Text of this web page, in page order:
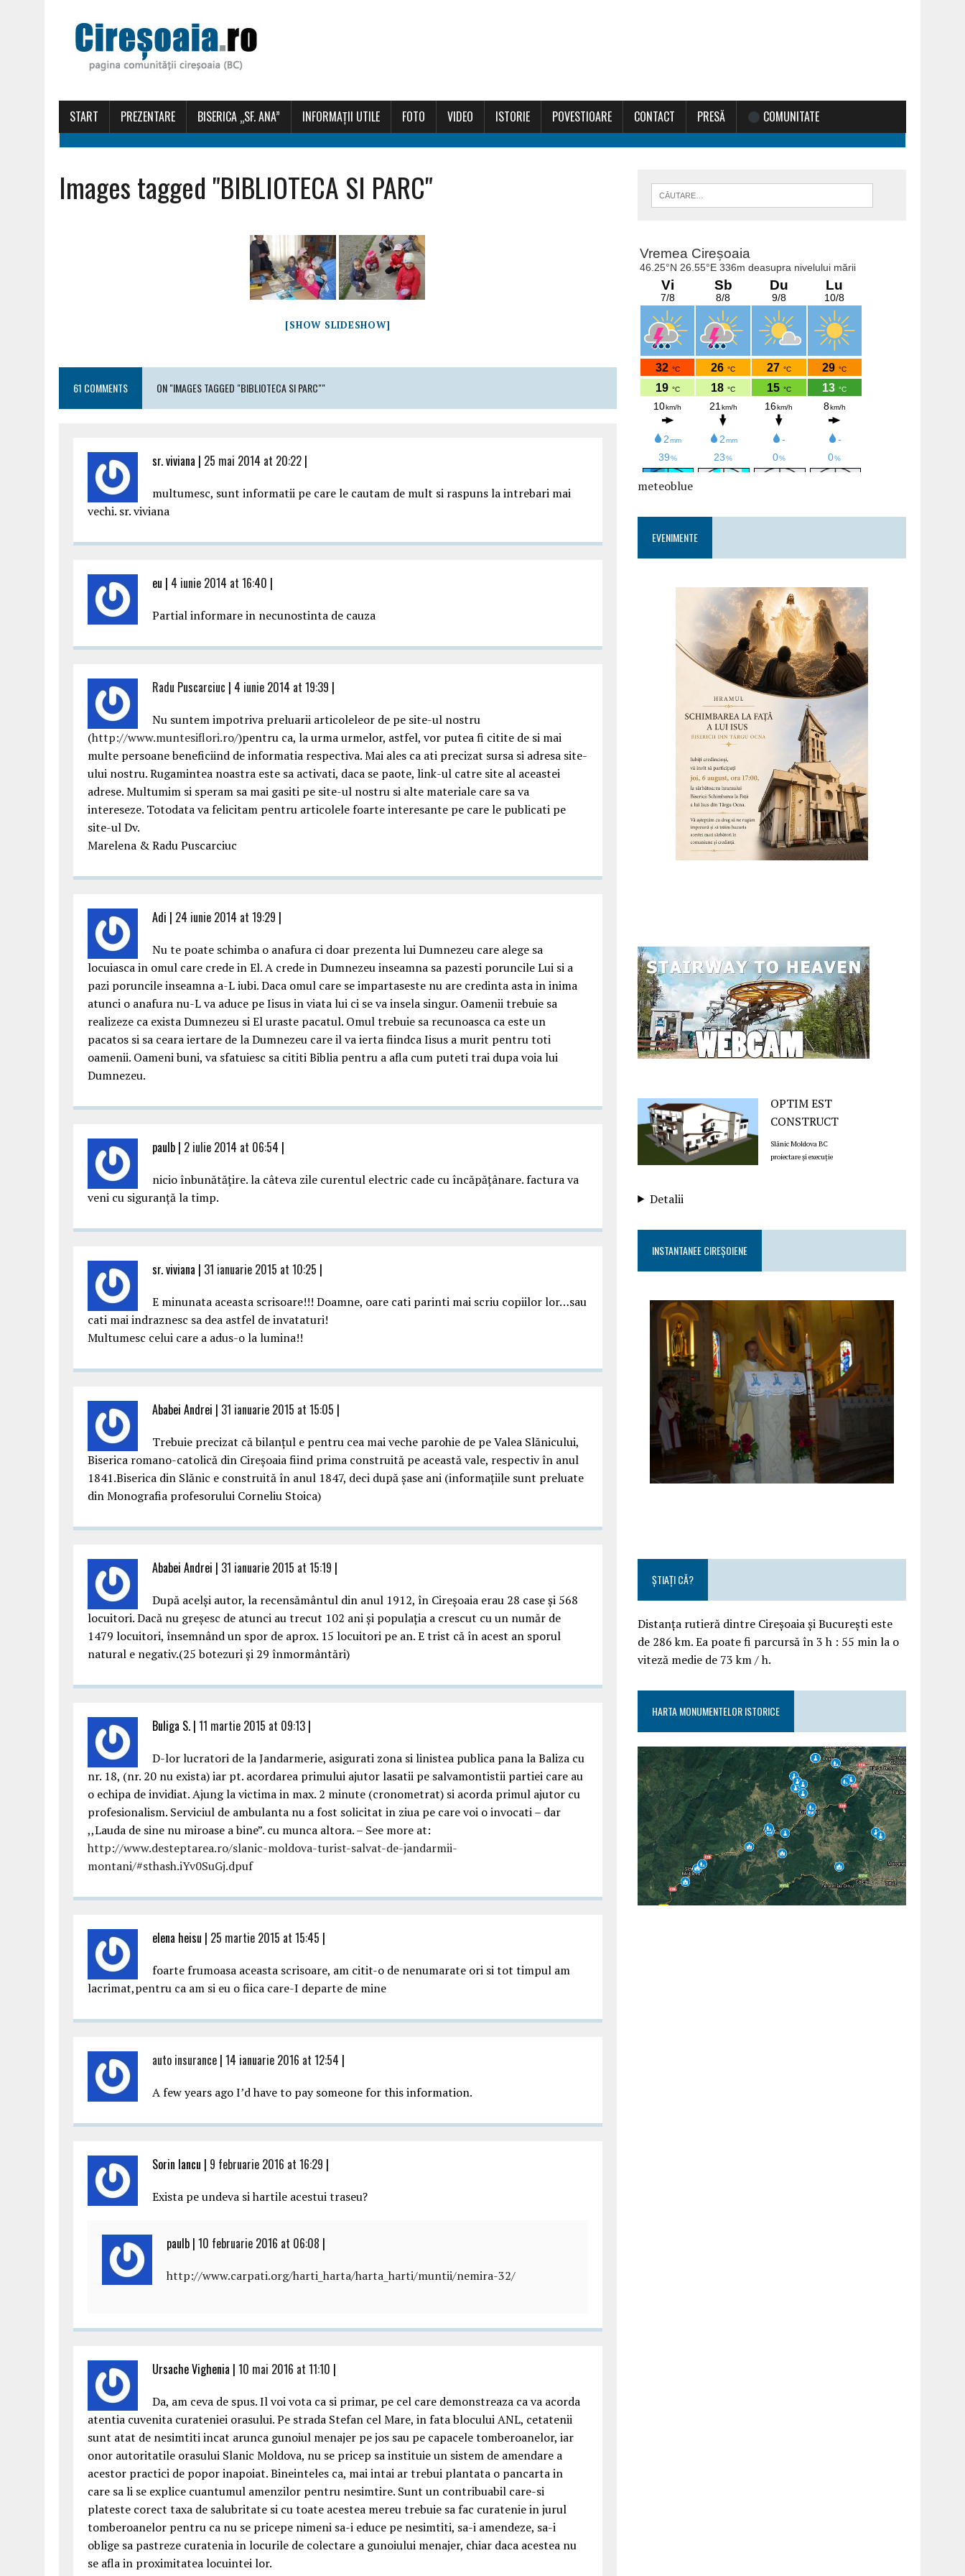
START PREZENTARE BISERICA „SF. ANA” INFORMAȚII UTILE FOTO VIDEO ISTORIE POVESTIOARE CONTACT PRESĂ COMUNITATE
Images tagged "BIBLIOTECA SI PARC"
[SHOW SLIDESHOW]
61 COMMENTS ON "IMAGES TAGGED "BIBLIOTECA SI PARC""
sr. viviana | 25 mai 2014 at 20:22 |
multumesc, sunt informatii pe care le cautam de mult si raspuns la intrebari mai
vechi. sr. viviana
eu | 4 iunie 2014 at 16:40 |
Partial informare in necunostinta de cauza
Radu Puscarciuc | 4 iunie 2014 at 19:39 |
Nu suntem impotriva preluarii articoleleor de pe site-ul nostru
(http://www.muntesiflori.ro/)pentru ca, la urma urmelor, astfel, vor putea fi citite de si mai
multe persoane beneficiind de informatia respectiva. Mai ales ca ati precizat sursa si adresa site-
ului nostru. Rugamintea noastra este sa activati, daca se paote, link-ul catre site al aceastei
adrese. Multumim si speram sa mai gasiti pe site-ul nostru si alte materiale care sa va
intereseze. Totodata va felicitam pentru articolele foarte interesante pe care le publicati pe
site-ul Dv.
Marelena & Radu Puscarciuc
Adi | 24 iunie 2014 at 19:29 |
Nu te poate schimba o anafura ci doar prezenta lui Dumnezeu care alege sa
locuiasca in omul care crede in El. A crede in Dumnezeu inseamna sa pazesti poruncile Lui si a
pazi poruncile inseamna a-L iubi. Daca omul care se impartaseste nu are credinta asta in inima
atunci o anafura nu-L va aduce pe Iisus in viata lui ci se va insela singur. Oamenii trebuie sa
realizeze ca exista Dumnezeu si El uraste pacatul. Omul trebuie sa recunoasca ca este un
pacatos si sa ceara iertare de la Dumnezeu care il va ierta fiindca Iisus a murit pentru toti
oamenii. Oameni buni, va sfatuiesc sa cititi Biblia pentru a afla cum puteti trai dupa voia lui
Dumnezeu.
paulb | 2 iulie 2014 at 06:54 |
nicio înbunătățire. la câteva zile curentul electric cade cu încăpățânare. factura va
veni cu siguranță la timp.
sr. viviana | 31 ianuarie 2015 at 10:25 |
E minunata aceasta scrisoare!!! Doamne, oare cati parinti mai scriu copiilor lor…sau
cati mai indraznesc sa dea astfel de invataturi!
Multumesc celui care a adus-o la lumina!!
Ababei Andrei | 31 ianuarie 2015 at 15:05 |
Trebuie precizat că bilanțul e pentru cea mai veche parohie de pe Valea Slănicului,
Biserica romano-catolică din Cireșoaia fiind prima construită pe această vale, respectiv în anul
1841.Biserica din Slănic e construită în anul 1847, deci după șase ani (informațiile sunt preluate
din Monografia profesorului Corneliu Stoica)
Ababei Andrei | 31 ianuarie 2015 at 15:19 |
După acelși autor, la recensământul din anul 1912, în Cireșoaia erau 28 case și 568
locuitori. Dacă nu greșesc de atunci au trecut 102 ani și populația a crescut cu un număr de
1479 locuitori, însemnând un spor de aprox. 15 locuitori pe an. E trist că în acest an sporul
natural e negativ.(25 botezuri și 29 înmormântări)
Buliga S. | 11 martie 2015 at 09:13 |
D-lor lucratori de la Jandarmerie, asigurati zona si linistea publica pana la Baliza cu
nr. 18, (nr. 20 nu exista) iar pt. acordarea primului ajutor lasatii pe salvamontistii partiei care au
o echipa de invidiat. Ajung la victima in max. 2 minute (cronometrat) si acorda primul ajutor cu
profesionalism. Serviciul de ambulanta nu a fost solicitat in ziua pe care voi o invocati – dar
,,Lauda de sine nu miroase a bine”. cu munca altora. – See more at:
http://www.desteptarea.ro/slanic-moldova-turist-salvat-de-jandarmii-
montani/#sthash.iYv0SuGj.dpuf
elena heisu | 25 martie 2015 at 15:45 |
foarte frumoasa aceasta scrisoare, am citit-o de nenumarate ori si tot timpul am
lacrimat,pentru ca am si eu o fiica care-I departe de mine
auto insurance | 14 ianuarie 2016 at 12:54 |
A few years ago I’d have to pay someone for this information.
Sorin Iancu | 9 februarie 2016 at 16:29 |
Exista pe undeva si hartile acestui traseu?
paulb | 10 februarie 2016 at 06:08 |
http://www.carpati.org/harti_harta/harta_harti/muntii/nemira-32/
Ursache Vighenia | 10 mai 2016 at 11:10 |
Da, am ceva de spus. Il voi vota ca si primar, pe cel care demonstreaza ca va acorda
atentia cuvenita curateniei orasului. Pe strada Stefan cel Mare, in fata blocului ANL, cetatenii
sunt atat de nesimtiti incat arunca gunoiul menajer pe jos sau pe capacele tomberoanelor, iar
onor autoritatile orasului Slanic Moldova, nu se pricep sa instituie un sistem de amendare a
acestor practici de popor inapoiat. Bineinteles ca, mai intai ar trebui plantata o pancarta in
care sa li se explice cuantumul amenzilor pentru nesimtire. Sunt un contribuabil care-si
plateste corect taxa de salubritate si cu toate acestea mereu trebuie sa fac curatenie in jurul
tomberoanelor pentru ca nu se pricepe nimeni sa-i educe pe nesimtiti, sa-i amendeze, sa-i
oblige sa pastreze curatenia in locurile de colectare a gunoiului menajer, chiar daca acestea nu
se afla in proximitatea locuintei lor.
meteoblue
EVENIMENTE
OPTIM EST
CONSTRUCT
Slănic Moldova BC
proiectare și execuție
Detalii
INSTANTANEE CIREȘOIENE
ȘTIAȚI CĂ?
Distanța rutieră dintre Cireșoaia și București este
de 286 km. Ea poate fi parcursă în 3 h : 55 min la o
viteză medie de 73 km / h.
HARTA MONUMENTELOR ISTORICE